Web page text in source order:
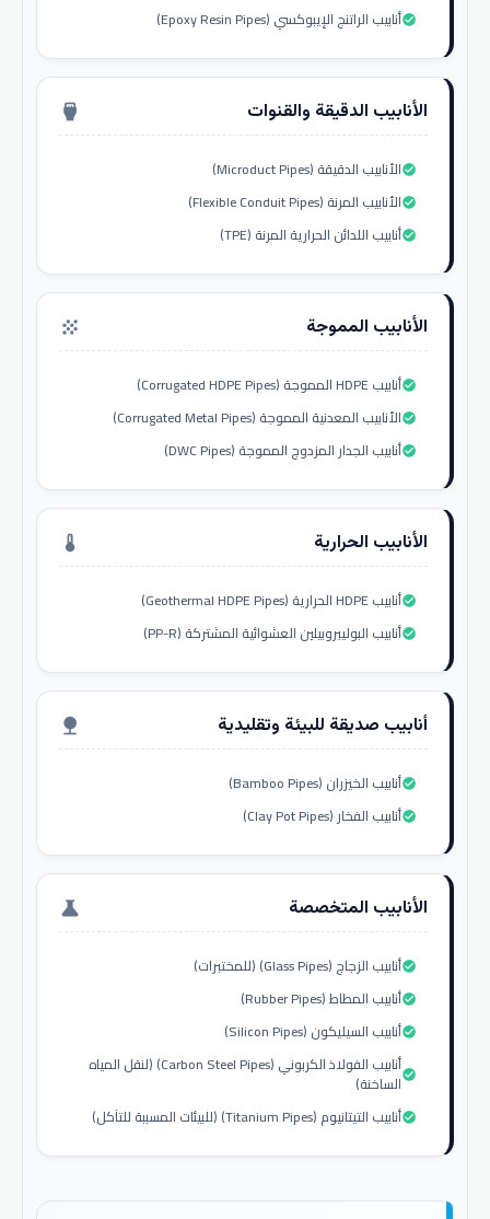
أنابيب الراتنج الإيبوكسي (Epoxy Resin Pipes)check_circle
الأنابيب الدقيقة والقنوات settings_input_hdmi
الأنابيب الدقيقة (Microduct Pipes)check_circle
الأنابيب المرنة (Flexible Conduit Pipes)check_circle
أنابيب اللدائن الحرارية المرنة (TPE)check_circle
الأنابيب المموجة grain
أنابيب HDPE المموجة (Corrugated HDPE Pipes)check_circle
الأنابيب المعدنية المموجة (Corrugated Metal Pipes)check_circle
أنابيب الجدار المزدوج المموجة (DWC Pipes)check_circle
الأنابيب الحرارية thermostat
أنابيب HDPE الحرارية (Geothermal HDPE Pipes)check_circle
أنابيب البوليبروبيلين العشوائية المشتركة (PP-R)check_circle
أنابيب صديقة للبيئة وتقليدية nature
أنابيب الخيزران (Bamboo Pipes)check_circle
أنابيب الفخار (Clay Pot Pipes)check_circle
الأنابيب المتخصصة science
أنابيب الزجاج (Glass Pipes) (للمختبرات)check_circle
أنابيب المطاط (Rubber Pipes)check_circle
أنابيب السيليكون (Silicon Pipes)check_circle
أنابيب الفولاذ الكربوني (Carbon Steel Pipes) (لنقل المياه
الساخنة)check_circle
أنابيب التيتانيوم (Titanium Pipes) (للبيئات المسببة للتآكل)check_circle